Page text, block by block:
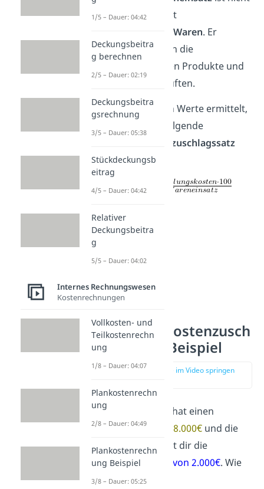
zu verwechseln mit
eingekauften Waren. Er
bezeichnet nämlich die
weiterverarbeiteten Produkte und
nicht alle eingekauften.
Hast du die beiden Werte ermittelt,
kannst du sie in folgende
Handlungskostenzuschlagssatz
Formeleinsetzen:
Handlungskostenzusch
lagssatz — Beispiel
zur Stelle im Video springen
Ein Unternehmen hat einen
Wareneinsatz von 8.000€und die
Buchhaltung nennt dir die
Handlungskosten von 2.000€. Wie
hoch ist der
1/5 – Dauer: 04:42
Deckungsbeitra
g berechnen
2/5 – Dauer: 02:19
Deckungsbeitra
gsrechnung
3/5 – Dauer: 05:38
Stückdeckungsb
eitrag
4/5 – Dauer: 04:42
Relativer
Deckungsbeitra
g
5/5 – Dauer: 04:02
Internes Rechnungswesen
Kostenrechnungen
Vollkosten- und
Teilkostenrechn
ung
1/8 – Dauer: 04:07
Plankostenrechn
ung
2/8 – Dauer: 04:49
Plankostenrechn
ung Beispiel
3/8 – Dauer: 05:25